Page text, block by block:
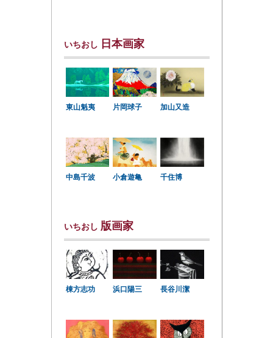
いちおし 日本画家
東山魁夷 片岡球子 加山又造
中島千波 小倉遊亀 千住博
いちおし 版画家
棟方志功 浜口陽三 長谷川潔